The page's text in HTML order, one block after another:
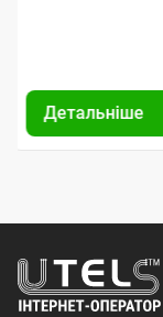
Детальніше